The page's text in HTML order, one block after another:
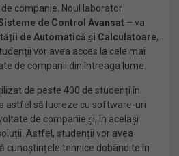
companie. Noul laborator
de Control Avansat – va
de Automatică și Calculatoare,
vor avea acces la cele mai
de companii din întreaga lume.
de peste 400 de studenți în
astfel să lucreze cu software-uri
de companie și, în același
Astfel, studenții vor avea
cunoștințele tehnice dobândite în